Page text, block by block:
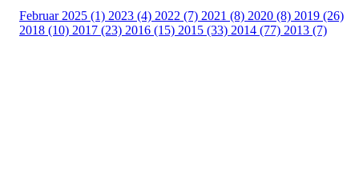
Februar 2025 (1) 2023 (4) 2022 (7) 2021 (8) 2020 (8) 2019 (26)
2018 (10) 2017 (23) 2016 (15) 2015 (33) 2014 (77) 2013 (7)